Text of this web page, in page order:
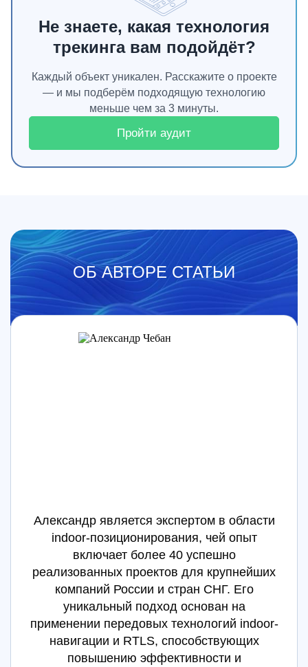
Не знаете, какая технология
трекинга вам подойдёт?
Каждый объект уникален. Расскажите о проекте
— и мы подберём подходящую технологию
меньше чем за 3 минуты.
Пройти аудит
ОБ АВТОРЕ СТАТЬИ
Александр является экспертом в области
indoor-позиционирования, чей опыт
включает более 40 успешно
реализованных проектов для крупнейших
компаний России и стран СНГ. Его
уникальный подход основан на
применении передовых технологий indoor-
навигации и RTLS, способствующих
повышению эффективности и